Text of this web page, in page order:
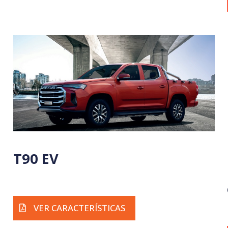
T90 EV
VER CARACTERÍSTICAS